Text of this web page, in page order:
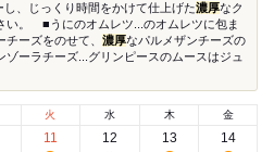
し、じっくり時間をかけて仕上げた濃厚なク
い。 ■うにのオムレツ...のオムレツに包ま
ーズをのせて、 濃厚なパルメザンチーズの
ーラチーズ...グリンピースのムースはジュ
火
11
水
12
木
13
金
14